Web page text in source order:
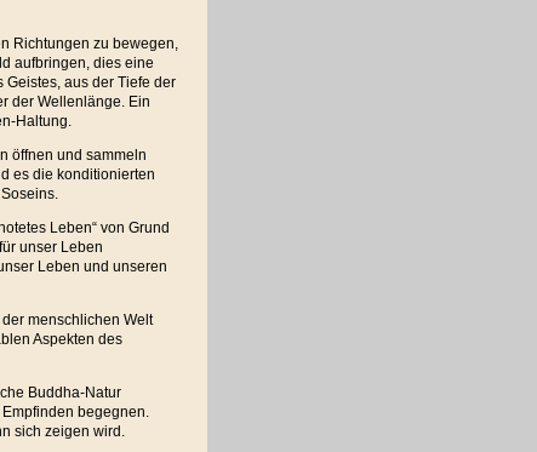
Richtungen zu bewegen,
aufbringen, dies eine
aus der Tiefe der
der Wellenlänge. Ein
Haltung.
öffnen und sammeln
es die konditionierten
Leben“ von Grund
unser Leben
Leben und unseren
menschlichen Welt
Aspekten des
Buddha-Natur
begegnen.
sich zeigen wird.